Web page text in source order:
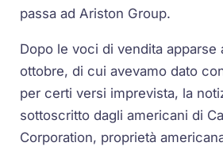
passa ad Ariston Group.
Dopo le voci di vendita apparse
ottobre, di cui avevamo dato
per certi versi imprevista, la
sottoscritto dagli americani di
Corporation, proprietà